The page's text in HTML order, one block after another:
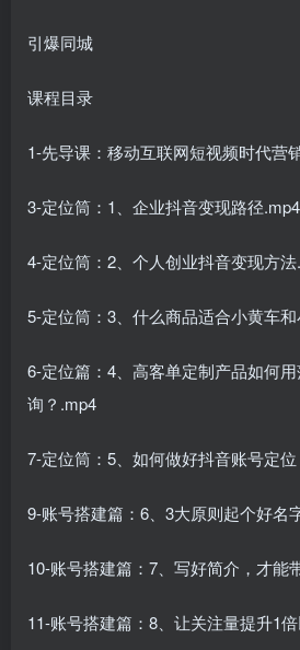
引爆同城
课程目录
1-先导课：移动互联网短视频时代营
3-定位筒：1、企业抖音变现路径.mp4
4-定位筒：2、个人创业抖音变现方
5-定位筒：3、什么商品适合小黄车
6-定位篇：4、高客单定制产品如何
询？.mp4
7-定位筒：5、如何做好抖音账号定
9-账号搭建篇：6、3大原则起个好名
10-账号搭建篇：7、写好简介，才能
11-账号搭建篇：8、让关注量提升1